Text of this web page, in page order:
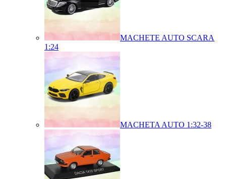
MACHETE AUTO SCARA
1:24
MACHETA AUTO 1:32-38